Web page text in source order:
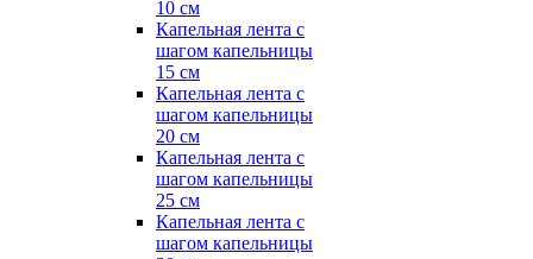
10 см
Капельная лента с
шагом капельницы
15 см
Капельная лента с
шагом капельницы
20 см
Капельная лента с
шагом капельницы
25 см
Капельная лента с
шагом капельницы